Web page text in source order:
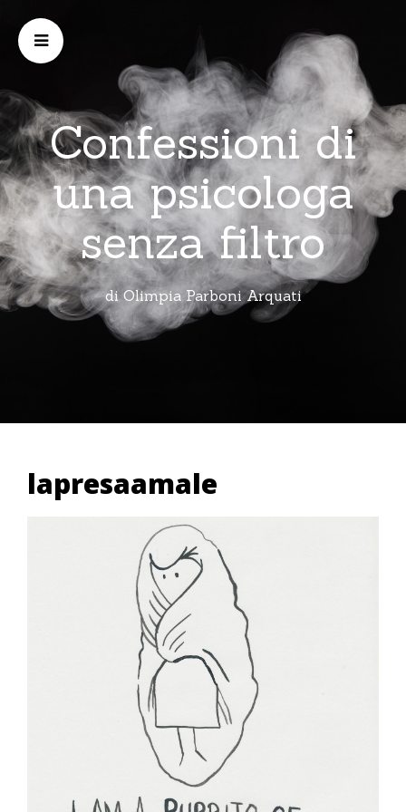
Confessioni di
una psicologa
senza filtro
di Olimpia Parboni Arquati
lapresaamale